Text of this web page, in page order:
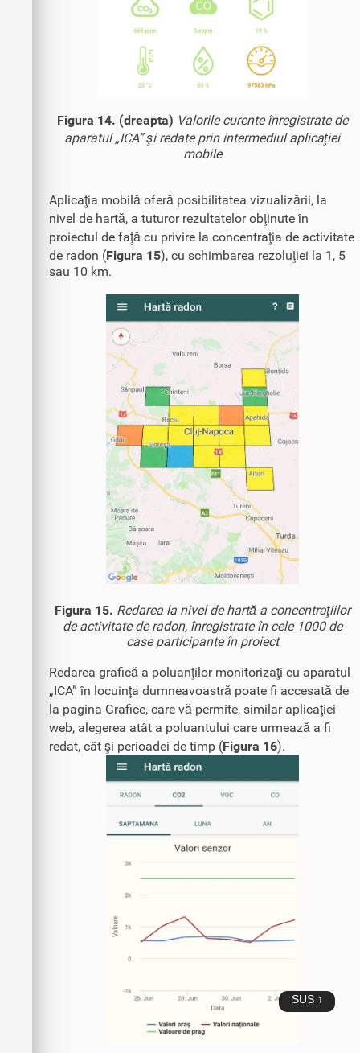
SUS ↑
Figura 14. (dreapta) Valorile curente înregistrate de
aparatul „ICA” şi redate prin intermediul aplicaţiei
mobile
Aplicaţia mobilă oferă posibilitatea vizualizării, la
nivel de hartă, a tuturor rezultatelor obţinute în
proiectul de faţă cu privire la concentraţia de activitate
de radon (Figura 15), cu schimbarea rezoluţiei la 1, 5
sau 10 km.
Figura 15. Redarea la nivel de hartă a concentraţiilor
de activitate de radon, înregistrate în cele 1000 de
case participante în proiect
Redarea grafică a poluanţilor monitorizaţi cu aparatul
„ICA” în locuinţa dumneavoastră poate fi accesată de
la pagina Grafice, care vă permite, similar aplicaţiei
web, alegerea atât a poluantului care urmează a fi
redat, cât şi perioadei de timp (Figura 16).